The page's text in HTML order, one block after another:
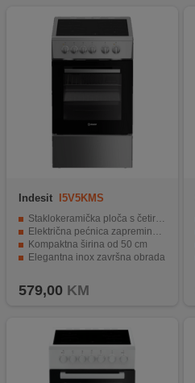
Indesit I5V5KMS
Staklokeramička ploča s četiri zone za kuhanje
Električna pećnica zapremine 55 litara
Kompaktna širina od 50 cm
Elegantna inox završna obrada
579,00 KM